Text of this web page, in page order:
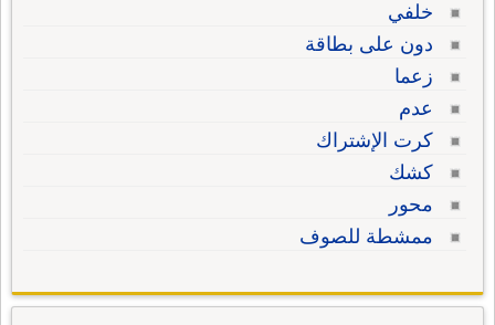
خلفي
دون على بطاقة
زعما
عدم
كرت الإشتراك
كشك
محور
ممشطة للصوف